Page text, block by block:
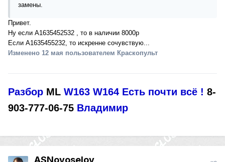
замены.
Привет.
Ну если А1635452532 , то в наличии 8000р
Если А1635455232, то искренне сочувствую...
Изменено 12 мая пользователем Краскопульт
Разбор ML W163 W164 Есть почти всё ! 8-
903-777-06-75 Владимир